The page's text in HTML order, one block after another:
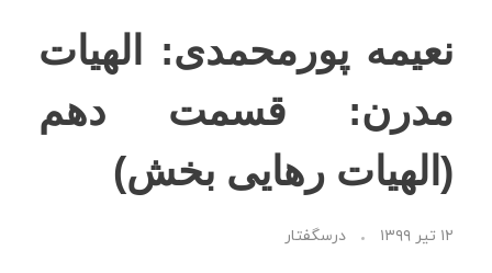
نظرات شما
فهرست ویدئوها
نعیمه پورمحمدی: الهیات
مدرن: قسمت دهم
(الهیات رهایی بخش)
۱۲ تیر ۱۳۹۹ درسگفتار